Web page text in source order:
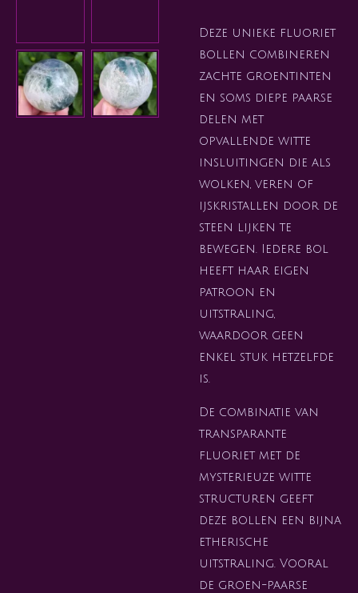
Deze unieke fluoriet
bollen combineren
zachte groentinten
en soms diepe paarse
delen met
opvallende witte
insluitingen die als
wolken, veren of
ijskristallen door de
steen lijken te
bewegen. Iedere bol
heeft haar eigen
patroon en
uitstraling,
waardoor geen
enkel stuk hetzelfde
is.
De combinatie van
transparante
fluoriet met de
mysterieuze witte
structuren geeft
deze bollen een bijna
etherische
uitstraling. Vooral
de groen-paarse